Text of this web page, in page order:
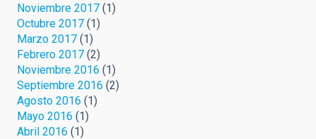
Noviembre 2017 (1)
Octubre 2017 (1)
Marzo 2017 (1)
Febrero 2017 (2)
Noviembre 2016 (1)
Septiembre 2016 (2)
Agosto 2016 (1)
Mayo 2016 (1)
Abril 2016 (1)